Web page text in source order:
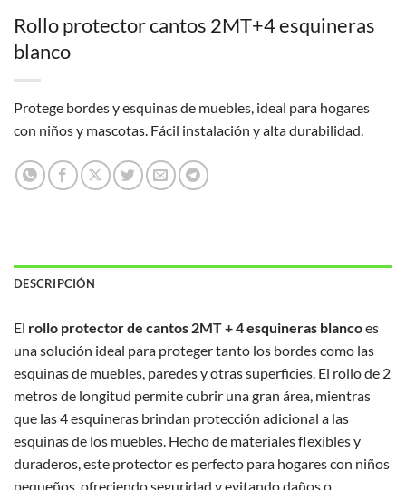
Rollo protector cantos 2MT+4 esquineras
blanco
Protege bordes y esquinas de muebles, ideal para hogares
con niños y mascotas. Fácil instalación y alta durabilidad.
DESCRIPCIÓN
El rollo protector de cantos 2MT + 4 esquineras blancoes
una solución ideal para proteger tanto los bordes como las
esquinas de muebles, paredes y otras superficies. El rollo de 2
metros de longitud permite cubrir una gran área, mientras
que las 4 esquineras brindan protección adicional a las
esquinas de los muebles. Hecho de materiales flexibles y
duraderos, este protector es perfecto para hogares con niños
pequeños, ofreciendo seguridad y evitando daños o